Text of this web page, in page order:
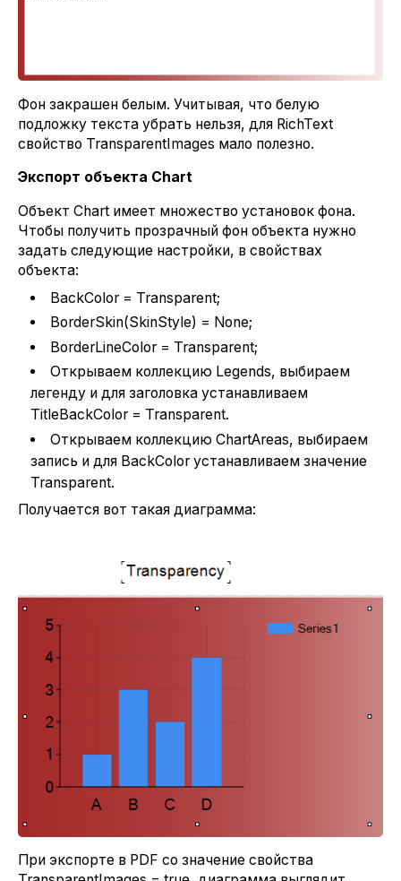
Фон закрашен белым. Учитывая, что белую
подложку текста убрать нельзя, для RichText
свойство TransparentImages мало полезно.
Экспорт объекта Chart
Объект Chart имеет множество установок фона.
Чтобы получить прозрачный фон объекта нужно
задать следующие настройки, в свойствах
объекта:
BackColor = Transparent;
BorderSkin(SkinStyle) = None;
BorderLineColor = Transparent;
Открываем коллекцию Legends, выбираем
легенду и для заголовка устанавливаем
TitleBackColor = Transparent.
Открываем коллекцию ChartAreas, выбираем
запись и для BackColor устанавливаем значение
Transparent.
Получается вот такая диаграмма:
При экспорте в PDF со значение свойства